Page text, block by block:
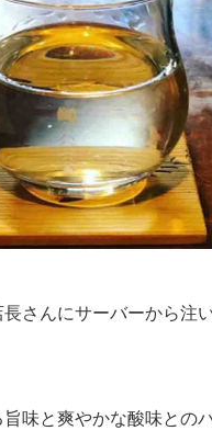
さんにサーバーから注
味と爽やかな酸味との